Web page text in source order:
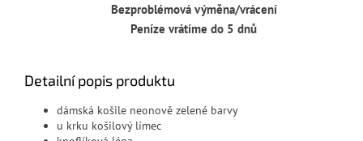
Bezproblémová výměna/vrácení
Peníze vrátíme do 5 dnů
Detailní popis produktu
dámská košile neonově zelené barvy
u krku košilový límec